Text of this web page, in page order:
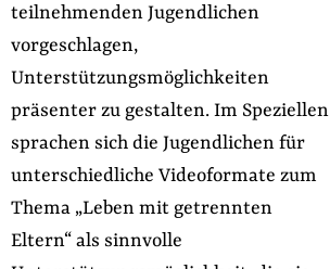
teilnehmenden Jugendlichen
vorgeschlagen,
Unterstützungsmöglichkeiten
präsenter zu gestalten. Im Speziellen
sprachen sich die Jugendlichen für
unterschiedliche Videoformate zum
Thema „Leben mit getrennten
Eltern“ als sinnvolle